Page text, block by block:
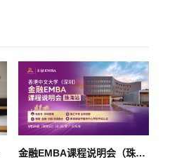
金融EMBA课程说明会（珠海站）丨活动预告